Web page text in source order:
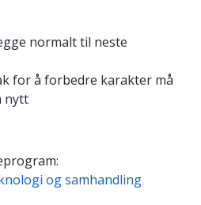
normalt til neste
for å forbedre karakter må
nytt
og samhandling